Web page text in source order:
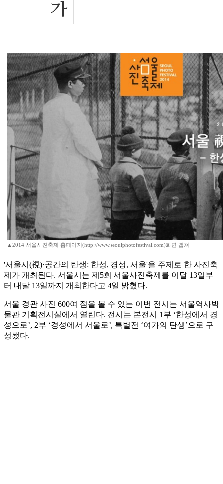
▲2014 서울사진축제 홈페이지(http://www.seoulphotofestival.com)화면 캡쳐
'서울시(視)·공간의 탄생: 한성, 경성, 서울'을 주제로 한 사진축
제가 개최된다. 서울시는 제5회 서울사진축제를 이달 13일부
터 내달 13일까지 개최한다고 4일 밝혔다.
서울 경관 사진 600여 점을 볼 수 있는 이번 전시는 서울역사박
물관 기획전시실에서 열린다. 전시는 본전시 1부 ‘한성에서 경
성으로’, 2부 ‘경성에서 서울로’, 특별전 ‘여가의 탄생’으로 구
성됐다.